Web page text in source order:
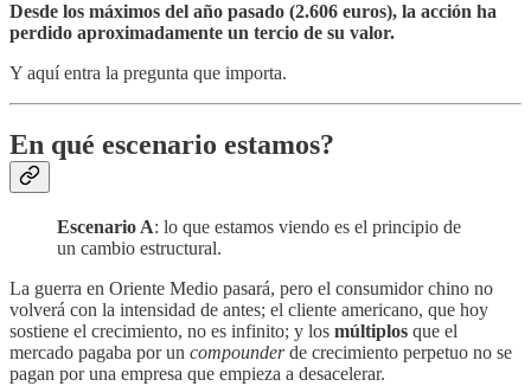
Desde los máximos del año pasado (2.606 euros), la acción ha
perdido aproximadamente un tercio de su valor.
Y aquí entra la pregunta que importa.
En qué escenario estamos?
Escenario A: lo que estamos viendo es el principio de
un cambio estructural.
La guerra en Oriente Medio pasará, pero el consumidor chino no
volverá con la intensidad de antes; el cliente americano, que hoy
sostiene el crecimiento, no es infinito; y los múltiplos que el
mercado pagaba por un compounderde crecimiento perpetuo no se
pagan por una empresa que empieza a desacelerar.